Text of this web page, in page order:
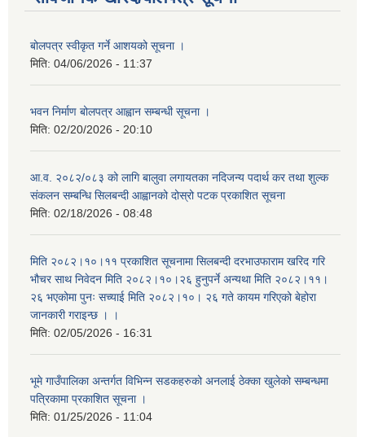
बोलपत्र स्वीकृत गर्ने आशयको सूचना ।
मिति: 04/06/2026 - 11:37
भवन निर्माण बोलपत्र आह्वान सम्बन्धी सूचना ।
मिति: 02/20/2026 - 20:10
आ.व. २०८२/०८३ को लागि बालुवा लगायतका नदिजन्य पदार्थ कर तथा शुल्क
संकलन सम्बन्धि सिलबन्दी आह्वानको दोस्रो पटक प्रकाशित सूचना
मिति: 02/18/2026 - 08:48
मिति २०८२।१०।११ प्रकाशित सूचनामा सिलबन्दी दरभाउफाराम खरिद गरि
भौचर साथ निवेदन मिति २०८२।१०।२६ हुनुपर्ने अन्यथा मिति २०८२।११।
२६ भएकोमा पुनः सच्याई मिति २०८२।१०। २६ गते कायम गरिएको बेहोरा
जानकारी गराइन्छ । ।
मिति: 02/05/2026 - 16:31
भूमे गाउँपालिका अन्तर्गत विभिन्न सडकहरुको अनलाई ठेक्का खुलेको सम्बन्धमा
पत्रिकामा प्रकाशित सूचना ।
मिति: 01/25/2026 - 11:04